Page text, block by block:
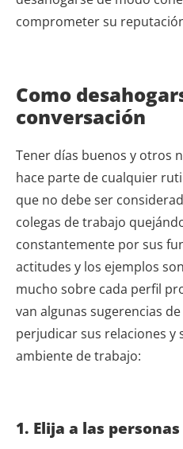
comprometer su
Como
conversación
Tener días buenos y otros
hace parte de cualquier
que no debe ser
colegas de trabajo
constantemente por sus
actitudes y los ejemplos
mucho sobre cada perfil
van algunas sugerencias
perjudicar sus relaciones y
ambiente de trabajo:
1. Elija a las